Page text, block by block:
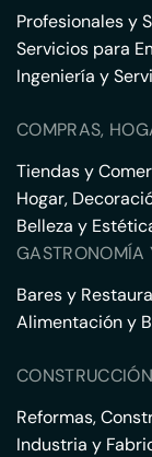
Profesionales y
Servicios para
Ingeniería y
COMPRAS,
Tiendas y
Hogar,
Belleza y
GASTRONOMÍA
Bares y
Alimentación y
Reformas,
Industria y